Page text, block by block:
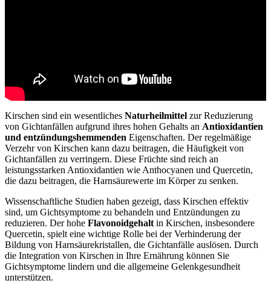
Kirschen sind ein wesentliches Naturheilmittel zur Reduzierung
von Gichtanfällen aufgrund ihres hohen Gehalts an Antioxidantien
und entzündungshemmenden Eigenschaften. Der regelmäßige
Verzehr von Kirschen kann dazu beitragen, die Häufigkeit von
Gichtanfällen zu verringern. Diese Früchte sind reich an
leistungsstarken Antioxidantien wie Anthocyanen und Quercetin,
die dazu beitragen, die Harnsäurewerte im Körper zu senken.
Wissenschaftliche Studien haben gezeigt, dass Kirschen effektiv
sind, um Gichtsymptome zu behandeln und Entzündungen zu
reduzieren. Der hohe Flavonoidgehalt in Kirschen, insbesondere
Quercetin, spielt eine wichtige Rolle bei der Verhinderung der
Bildung von Harnsäurekristallen, die Gichtanfälle auslösen. Durch
die Integration von Kirschen in Ihre Ernährung können Sie
Gichtsymptome lindern und die allgemeine Gelenkgesundheit
unterstützen.